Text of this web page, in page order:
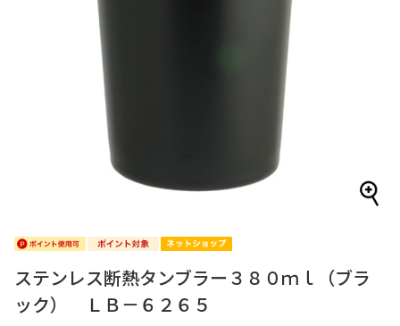
ステンレス断熱タンブラー３８０ｍｌ（ブラ
ック） ＬＢ－６２６５